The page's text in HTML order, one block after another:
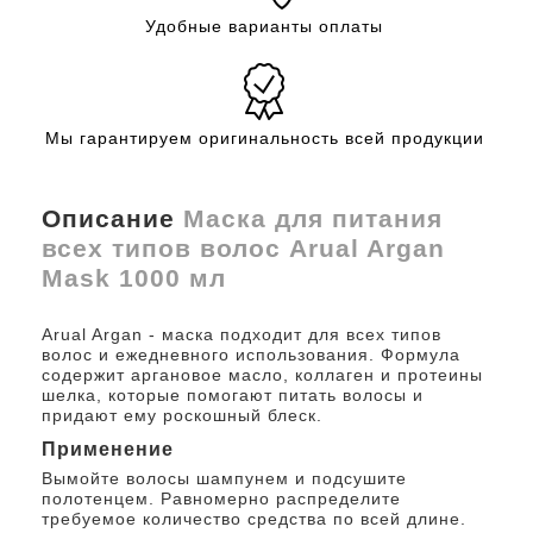
Удобные варианты оплаты
Мы гарантируем оригинальность всей продукции
Описание Маска для питания
всех типов волос Arual Argan
Mask 1000 мл
Arual Argan - маска подходит для всех типов
волос и ежедневного использования. Формула
содержит аргановое масло, коллаген и протеины
шелка, которые помогают питать волосы и
придают ему роскошный блеск.
Применение
Вымойте волосы шампунем и подсушите
полотенцем. Равномерно распределите
требуемое количество средства по всей длине.